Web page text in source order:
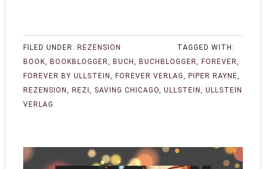
FILED UNDER: REZENSION
TAGGED WITH:
BOOK, BOOKBLOGGER, BUCH , BUCHBLOGGER, FOREVER,
FOREVER BY ULLSTEIN , FOREVER VERLAG, PIPER RAYNE,
REZENSION , REZI , SAVING CHICAGO, ULLSTEIN , ULLSTEIN
VERLAG